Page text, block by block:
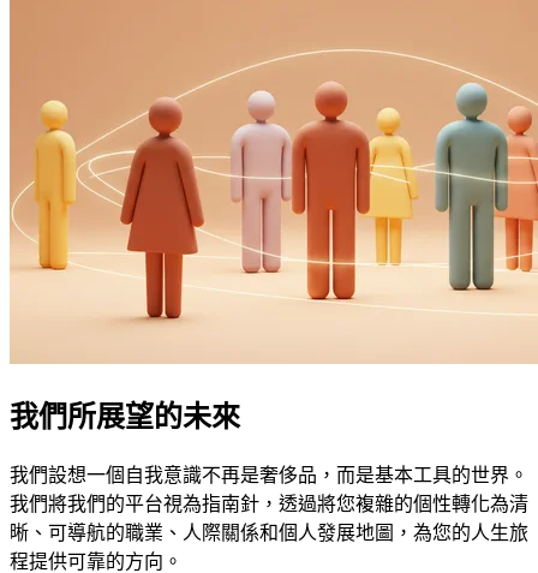
我們所展望的未來
我們設想一個自我意識不再是奢侈品，而是基本工具的世界。
我們將我們的平台視為指南針，透過將您複雜的個性轉化為清
晰、可導航的職業、人際關係和個人發展地圖，為您的人生旅
程提供可靠的方向。